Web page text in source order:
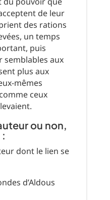
de leur
des rations
un temps
puis
semblables aux
plus aux
mêmes
ceux
ou non,
dont le lien se
d’Aldous